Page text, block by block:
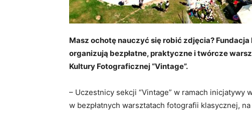
Masz ochotę nauczyć się robić zdjęcia?
organizują bezpłatne, praktyczne i twórcze
Kultury Fotograficznej “Vintage”.
– Uczestnicy sekcji “Vintage” w ramach inicjatywy
w bezpłatnych warsztatach fotografii klasycznej,